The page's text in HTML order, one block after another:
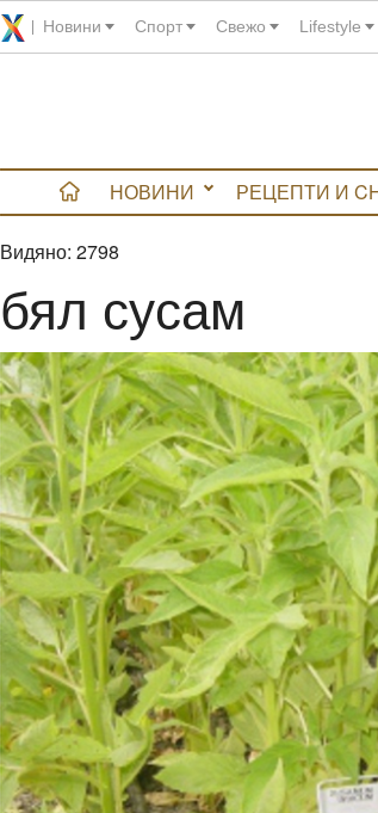
Новини Спорт Свежо Lifestyle
НОВИНИ РЕЦЕПТИ И
Видяно: 2798
бял сусам